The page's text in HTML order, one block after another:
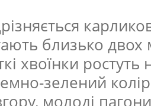
близько двох
хвоїнки ростуть
зелений
молоді